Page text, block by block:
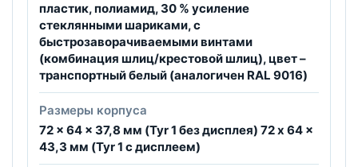
пластик, полиамид, 30 % усиление
стеклянными шариками, с
быстрозаворачиваемыми винтами
(комбинация шлиц/крестовой шлиц), цвет –
транспортный белый (аналогичен RAL 9016)
Размеры корпуса
72 x 64 x 37,8 мм (Tyr 1 без дисплея) 72 x 64 x
43,3 мм (Tyr 1 c дисплеем)